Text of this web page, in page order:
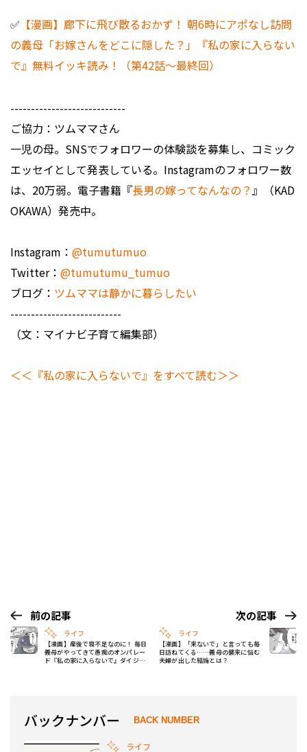
✅ 【漫画】廊下に飛び散るおかず！ 朝6時にアポなし訪問
の義母「お嫁さんをどこに隠した？」『私の家に入らない
で』無料イッキ読み！（第42話～最終回）
----------------------------
ご協力：ツムママさん
一児の母。SNSでフォロワーの体験談を募集し、コミック
エッセイとして発表している。Instagramのフォロワー数
は、20万弱。電子書籍『長男の嫁ってなんなの？』（KAD
OKAWA）発売中。
Instagram： @tumutumuo
Twitter： @tumutumu_tumuo
ブログ： ツムママは静かに暮らしたい
---------------------------
（文：マイナビ子育て編集部）
＜＜『私の家に入らないで』をすべて読む＞＞
前の記事
ライフ
【漫画】産後で寝不足なのに！ 毎日
義母がやってきて愚痴のオンパレー
ド『私の家に入らないで』ダイジェ
次の記事
ライフ
【漫画】「来ないで」と言っても毎
日訪ねてくる……義母の襲来に悩む
夫婦が出した結論とは？
バックナンバー BACK NUMBER
ライフ